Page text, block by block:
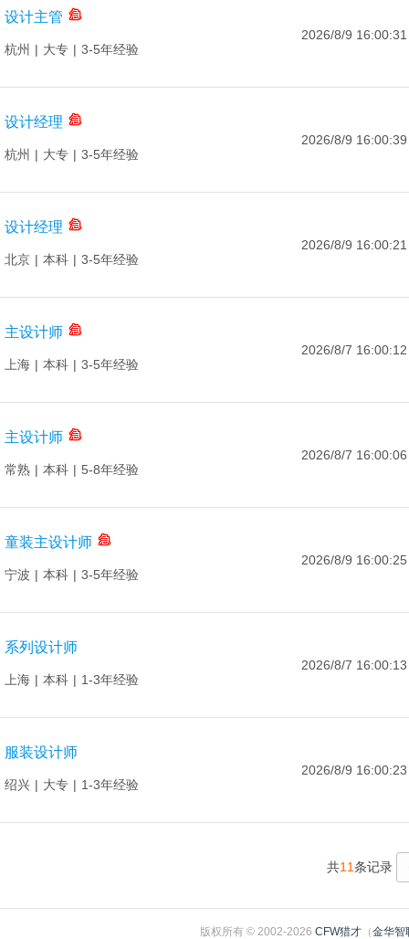
设计主管
杭州 | 大专 | 3-5年经验
2026/8/9 16:00:31
设计经理
杭州 | 大专 | 3-5年经验
2026/8/9 16:00:39
设计经理
北京 | 本科 | 3-5年经验
2026/8/9 16:00:21
主设计师
上海 | 本科 | 3-5年经验
2026/8/7 16:00:12
主设计师
常熟 | 本科 | 5-8年经验
2026/8/7 16:00:06
童装主设计师
宁波 | 本科 | 3-5年经验
2026/8/9 16:00:25
系列设计师
上海 | 本科 | 1-3年经验
2026/8/7 16:00:13
服装设计师
绍兴 | 大专 | 1-3年经验
2026/8/9 16:00:23
共11条记录
版权所有 © 2002-2026 CFW猎才 （金华智